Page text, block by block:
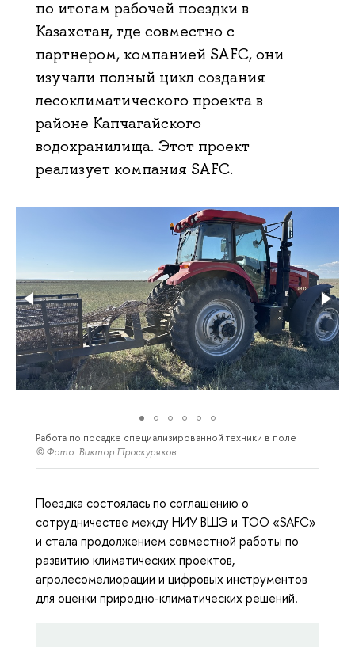
по итогам рабочей поездки в
Казахстан, где совместно с
партнером, компанией SAFC, они
изучали полный цикл создания
лесоклиматического проекта в
районе Капчагайского
водохранилища. Этот проект
реализует компания SAFC.
Работа по посадке специализированной техники в поле
© Фото: Виктор Проскуряков
Поездка состоялась по соглашению о
сотрудничестве между НИУ ВШЭ и ТОО «SAFC»
и стала продолжением совместной работы по
развитию климатических проектов,
агролесомелиорации и цифровых инструментов
для оценки природно-климатических решений.